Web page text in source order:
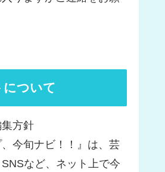
について
方針
、今旬ナビ！！』は、芸
など、ネット上で今